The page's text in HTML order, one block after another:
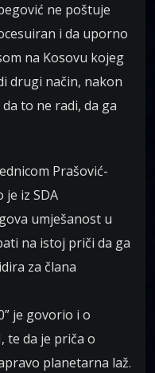
ne poštuje
i da uporno
na Kosovu kojeg
drugi način, nakon
to ne radi, da ga
Prašović-
je iz SDA
umješanost u
na istoj priči da ga
za člana
je govorio i o
te da je priča o
planetarna laž.